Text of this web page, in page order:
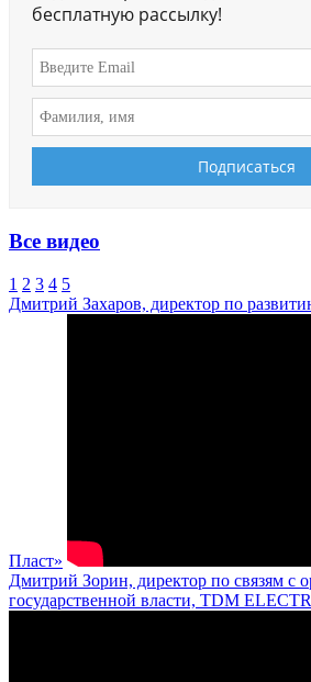
бесплатную рассылку!
Все видео
1 2 3 4 5
Дмитрий Захаров, директор по
Пласт»
Дмитрий Зорин, директор по связям с
государственной власти, TDM